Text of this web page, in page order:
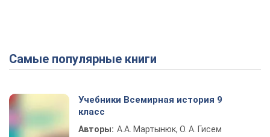
Самые популярные книги
Учебники Всемирная история 9
класс
Авторы: А.А. Мартынюк, О. А. Гисем